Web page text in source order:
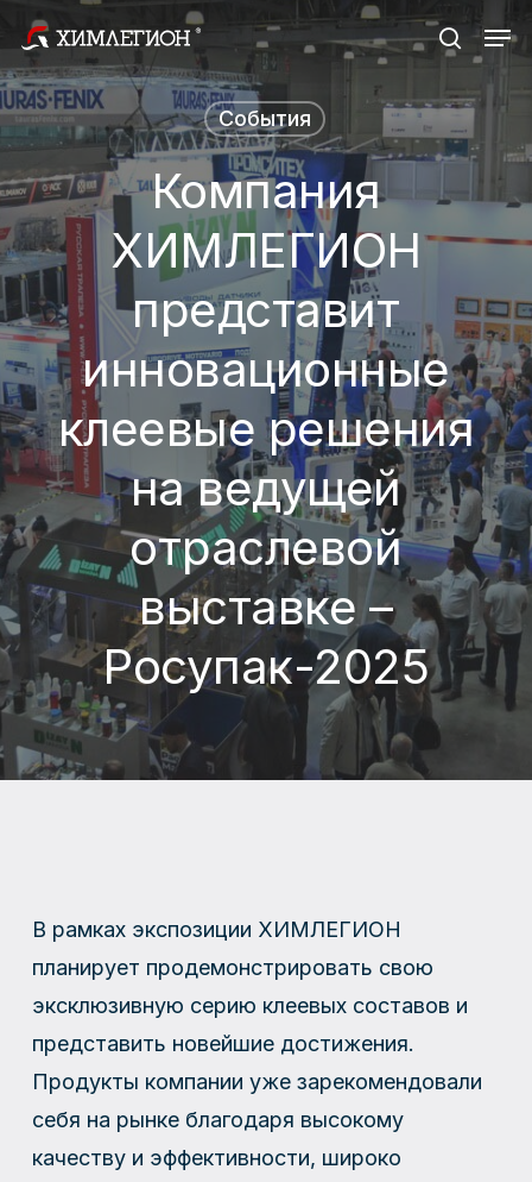
Skip
main
content
search
События
Компания
ХИМЛЕГИОН
представит
инновационные
клеевые решения
на ведущей
отраслевой
выставке –
Росупак-2025
В рамках экспозиции ХИМЛЕГИОН
планирует продемонстрировать свою
эксклюзивную серию клеевых составов и
представить новейшие достижения.
Продукты компании уже зарекомендовали
себя на рынке благодаря высокому
качеству и эффективности, широко
Menu